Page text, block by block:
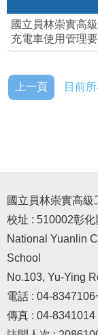
國立員林崇實高
充電車使用管理
上一頁 目前
國立員林崇實高級
校址 : 510002彰
National Yuanlin
School
No.103, Yu-Ying
電話 : 04-
傳真 : 04-8341014